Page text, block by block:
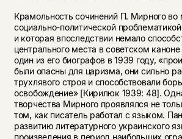
Крамольность сочинений П. Мирного во
социально-политической
и которая впоследствии немало
центрального места в советском
один из его биографов в 1939 году,
были опасны для царизма, они сильно
трухлявого строя и способствовали
освобождение» [Кирилюк 1939: 48].
творчества Мирного проявлялся не
том, как писатель работал с языком.
развитию литературного украинского
произведения в период наибольших